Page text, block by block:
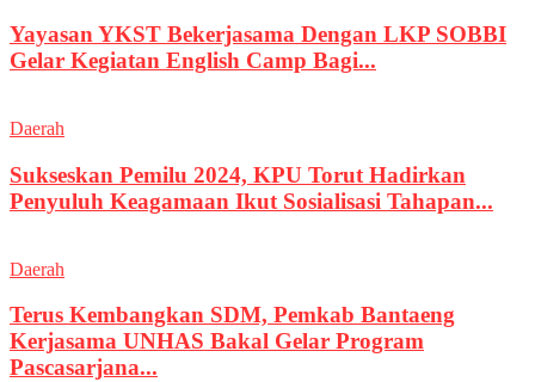
Yayasan YKST Bekerjasama Dengan LKP SOBBI
Gelar Kegiatan English Camp Bagi...
Daerah
Sukseskan Pemilu 2024, KPU Torut Hadirkan
Penyuluh Keagamaan Ikut Sosialisasi Tahapan...
Daerah
Terus Kembangkan SDM, Pemkab Bantaeng
Kerjasama UNHAS Bakal Gelar Program
Pascasarjana...